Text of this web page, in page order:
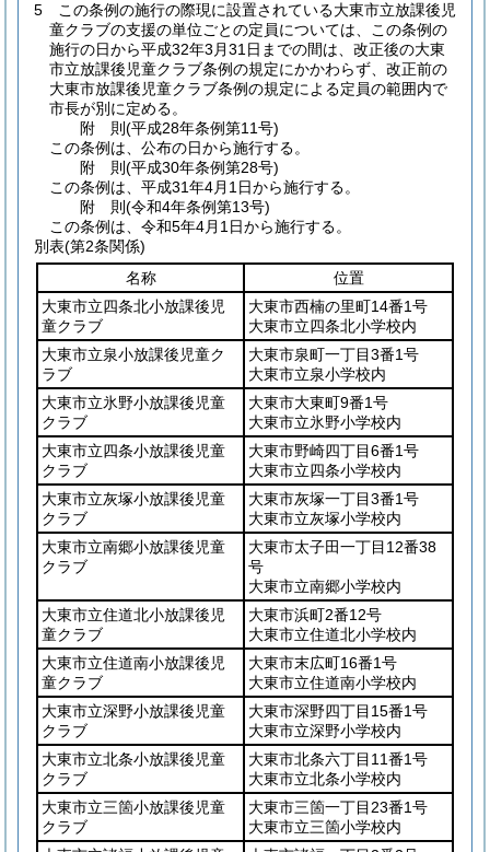
5
この条例の施行の際現に設置されている大東市立放課後児
童クラブの支援の単位ごとの定員については、この条例の
施行の日から平成32年3月31日までの間は、改正後の大東
市立放課後児童クラブ条例の規定にかかわらず、改正前の
大東市放課後児童クラブ条例の規定による定員の範囲内で
市長が別に定める。
附 則(平成28年条例第11号)
この条例は、公布の日から施行する。
附 則(平成30年条例第28号)
この条例は、平成31年4月1日から施行する。
附 則(令和4年条例第13号)
この条例は、令和5年4月1日から施行する。
別表(第2条関係)
名称
位置
大東市立四条北小放課後児
童クラブ
大東市西楠の里町14番1号
大東市立四条北小学校内
大東市立泉小放課後児童ク
ラブ
大東市泉町一丁目3番1号
大東市立泉小学校内
大東市立氷野小放課後児童
クラブ
大東市大東町9番1号
大東市立氷野小学校内
大東市立四条小放課後児童
クラブ
大東市野崎四丁目6番1号
大東市立四条小学校内
大東市立灰塚小放課後児童
クラブ
大東市灰塚一丁目3番1号
大東市立灰塚小学校内
大東市立南郷小放課後児童
クラブ
大東市太子田一丁目12番38
号
大東市立南郷小学校内
大東市立住道北小放課後児
童クラブ
大東市浜町2番12号
大東市立住道北小学校内
大東市立住道南小放課後児
童クラブ
大東市末広町16番1号
大東市立住道南小学校内
大東市立深野小放課後児童
クラブ
大東市深野四丁目15番1号
大東市立深野小学校内
大東市立北条小放課後児童
クラブ
大東市北条六丁目11番1号
大東市立北条小学校内
大東市立三箇小放課後児童
クラブ
大東市三箇一丁目23番1号
大東市立三箇小学校内